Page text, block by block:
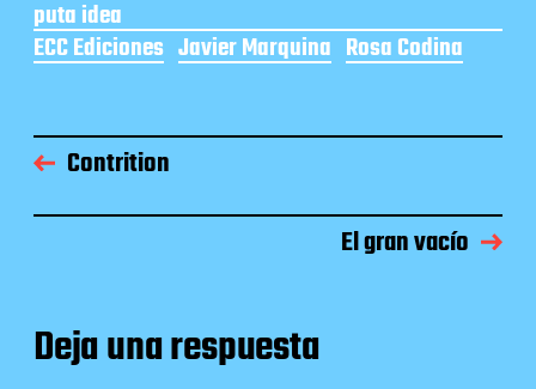
puta idea
ECC Ediciones Javier Marquina Rosa Codina
Contrition
El gran vacío
Deja una respuesta